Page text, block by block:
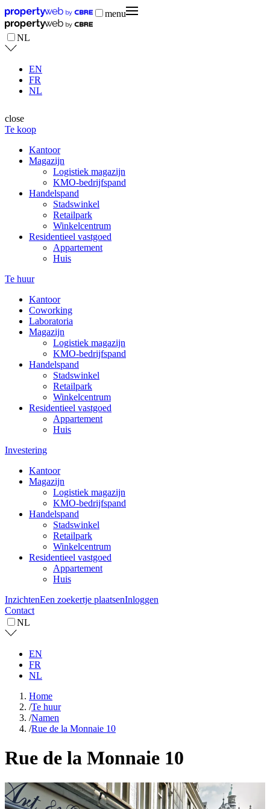
menu
NL
EN
FR
NL
close
Te koop
Kantoor
Magazijn
Logistiek magazijn
KMO-bedrijfspand
Handelspand
Stadswinkel
Retailpark
Winkelcentrum
Residentieel vastgoed
Appartement
Huis
Te huur
Kantoor
Coworking
Laboratoria
Magazijn
Logistiek magazijn
KMO-bedrijfspand
Handelspand
Stadswinkel
Retailpark
Winkelcentrum
Residentieel vastgoed
Appartement
Huis
Investering
Kantoor
Magazijn
Logistiek magazijn
KMO-bedrijfspand
Handelspand
Stadswinkel
Retailpark
Winkelcentrum
Residentieel vastgoed
Appartement
Huis
InzichtenEen zoekertje plaatsenInloggen
Contact
NL
EN
FR
NL
Home
/Te huur
/Namen
/Rue de la Monnaie 10
Rue de la Monnaie 10